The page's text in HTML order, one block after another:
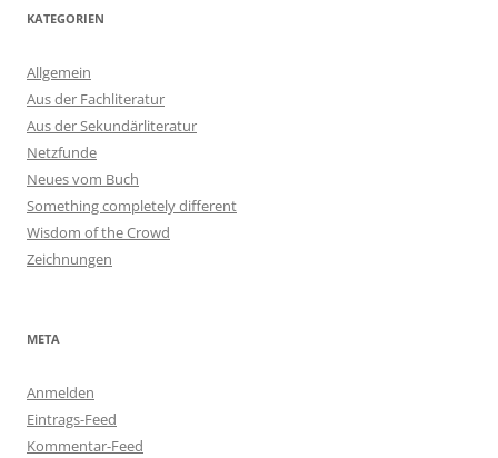
KATEGORIEN
Allgemein
Aus der Fachliteratur
Aus der Sekundärliteratur
Netzfunde
Neues vom Buch
Something completely different
Wisdom of the Crowd
Zeichnungen
META
Anmelden
Eintrags-Feed
Kommentar-Feed